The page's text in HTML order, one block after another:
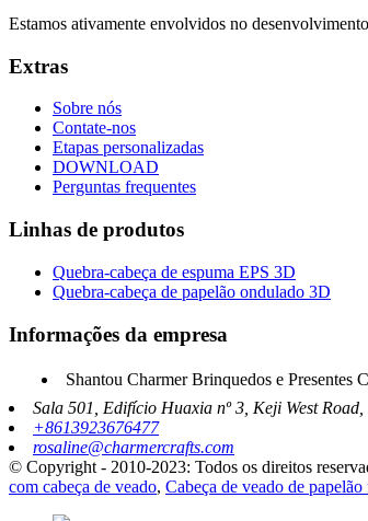
Estamos ativamente envolvidos no
Extras
Sobre nós
Contate-nos
Etapas personalizadas
DOWNLOAD
Perguntas frequentes
Linhas de produtos
Quebra-cabeça de espuma EPS 3D
Quebra-cabeça de papelão ondulado 3D
Informações da empresa
Shantou Charmer Brinquedos e Presentes
Sala 501, Edifício Huaxia nº 3, Keji West
+8613923676477
rosaline@charmercrafts.com
© Copyright - 2010-2023: Todos os direitos
com cabeça de veado, Cabeça de veado de